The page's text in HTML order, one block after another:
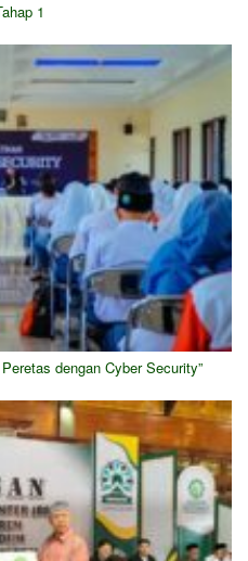
1
dengan Cyber Security”